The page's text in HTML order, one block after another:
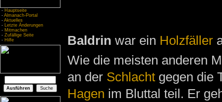
- Hauptseite
- Almanach-Portal
- Aktuelles
- Letzte Änderungen
- Mitmachen
- Zufällige Seite
- Hilfe Baldrin war ein Holzfäller
Wie die meisten anderen
an der Schlachtgegen die
Hagen im Bluttal teil. Er